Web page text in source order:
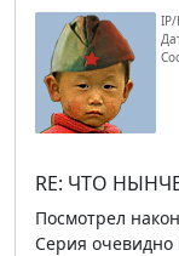
RE: ЧТО
Посмотрел
Серия очевидно